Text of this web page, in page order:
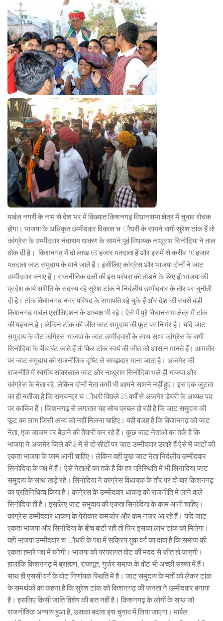
मार्बल नगरी के नाम से देश भर में विख्यात किशनगढ़ विधानसभा क्षेत्र में चुनाव रोचक
होगा। भाजपा के अधिकृत उम्मीदवार विकास च ौधरी के सामने बागी सुरेश टांक हैं तो
कांग्रेस के उम्मीदवार नंदाराम धाकण के सामने पूर्व विधायक नाथूराम सिनोदिया ने ताल
ठोक दी है। किशनगढ़ में दो लाख 63 हजार मतदाता हैं और इसमें से करीब 70 हजार
मतदाता जाट समुदाय के माने जाते हैं। इसीलिए कांग्रेस और भाजपा दोनों ने जाट
उम्मीदवार बनाए हैं। राजनीतिक दलों की इस परंपरा को तोड़ने के लिए ही भाजपा की
प्रदेश कार्य समिति के सदस्य रहे सुरेश टांक ने निर्दलीय उम्मीदवार के तौर पर चुनौती
दी है। टांक किशनगढ़ नगर परिषद के सभापति रहे चुके हैं और देश की सबसे बड़ी
किशनगढ़ मार्बल एसोसिएशन के अध्यक्ष भी रहे। ऐसे में पूरे विधानसभा क्षेत्र में टांक
की पहचान है। लेकिन टांक की जीत जाट समुदाय की फूट पर निर्भर है। यदि जाट
समुदाय के वोट कांगे्रस-भाजपा के जाट उम्मीदवारों के साथ-साथ कांग्रेस के बागी
सिनोदिया के बीच बंट जाते हैं तो फिर टांक स्वयं की जीत को आसान मानते हैं। आमतौर
पर जाट समुदाय को राजनीतिक दृष्टि से समझदार माना जाता है। अजमेर की
राजनीति में स्वर्गीय सांवरलाल जाट और नाथूराम सिनोदिया भले ही भाजपा और
कांग्रेस के नेता रहे, लेकिन दोनों नेता कभी भी आमने सामने नहीं हुए। इस एक जुटता
का ही नतीजा है कि रामचन्द्र च ौधरी पिछले 25 वर्षों से अजमेर डेयरी के अध्यक्ष पद
पर काबिज हैं। किशनगढ़ से लगातार यह सोच प्रबल हो रही है कि जाट समुदाय की
फूट का लाभ किसी अन्य को नहीं मिलना चाहिए। यही वजह है कि किशनगढ़ को जाट
नेता, एक जाजम पर बैठाने की तैयारी कर रहे हैं। कुछ जाट नेताओं का तर्क है कि
भाजपा ने अजमेर जिले की 8 में से दो सीटों पर जाट उम्मीदवार उतारे हैं ऐसे में जाटों की
एकता भाजपा के काम आनी चाहिए। लेकिन वहीं कुछ जाट नेता निर्दलीय उम्मीदवार
सिनोदिया के पक्ष में हैं। ऐसे नेताओं का तर्क है कि हर परिस्थिति में भी सिनोदिया जाट
समुदाय के साथ खड़े रहे। सिनोदिया ने कांग्रेस विधायक के तौर पर दो बार किशनगढ़
का प्रतिनिधित्व किया है। कांगे्रस के उम्मीदवार धाकड़ को राजनीति में लाने वाले
सिनोदिया ही है। इसलिए जाट समुदाय की एकता सिनोदिया के काम आनी चाहिए।
कांग्रेस उम्मीदवार धाकण के पेरोकार कमजोर और कम नजर आ रहे हैं। यदि जाट
एकता भाजपा और सिनोदिया के बीच बांटी रही तो फिर इसका लाभ टांक को मिलेगा।
वहीं भाजपा उम्मीदवार च ौधरी के पक्ष में सक्रिय युवा वर्ग का दावा है कि समाज की
एकता हमारे पक्ष में बनेगी। भाजपा को परंपरागत वोट की मदद से जीत हो जाएगी।
हालांकि किशनगढ़ में ब्राह्मण, राजपूत, गुर्जर समाज के वोट भी अच्छी संख्या में हैं।
साथ ही एससी वर्ग के वोट निर्णायक स्थिति में है। जाट समुदाय के मतों को लेकर टांक
के समर्थकों का कहना है कि सुरेश टांक को किशनगढ़ की जनता ने उम्मीदवार बनाया
है। इसलिए किसी जाति विशेष की बात नहीं है। किशनगढ़ के लोगों के साथ जो
राजनीतिक अन्याय हुआ है, उसका बदला इस चुनाव में लिया जाएगा। मार्बल